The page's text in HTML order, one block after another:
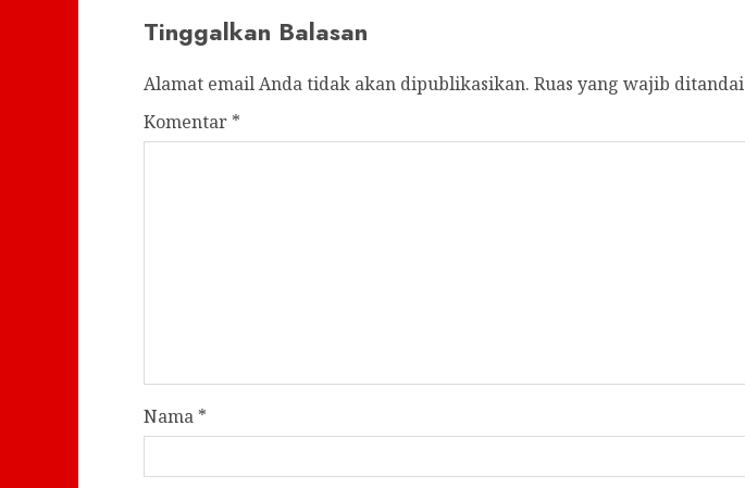
Tinggalkan Balasan
Alamat email Anda tidak akan dipublikasikan. Ruas yang wajib ditandai
Komentar *
Nama *